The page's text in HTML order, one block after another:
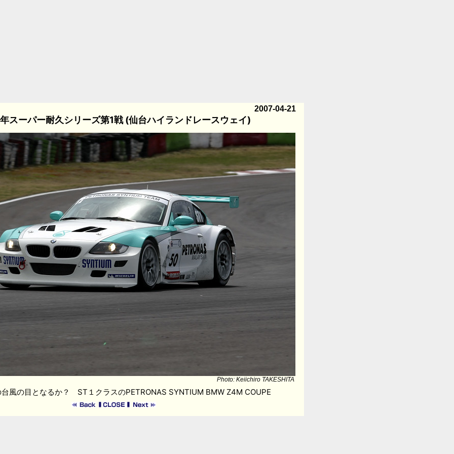
2007-04-21
スーパー耐久シリーズ第1戦 (仙台ハイランドレースウェイ)
Photo: Keiichiro TAKESHITA
風の目となるか？ ST１クラスのPETRONAS SYNTIUM BMW Z4M COUPE